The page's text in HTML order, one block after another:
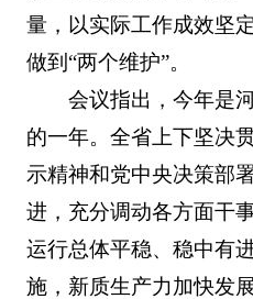
量，以实际工作成效坚
做到“两个维护”。
会议指出，今年是
的一年。全省上下坚决
示精神和党中央决策部
进，充分调动各方面干
运行总体平稳、稳中有
施，新质生产力加快发